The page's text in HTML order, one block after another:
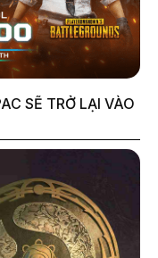
SẼ TRỞ LẠI VÀO